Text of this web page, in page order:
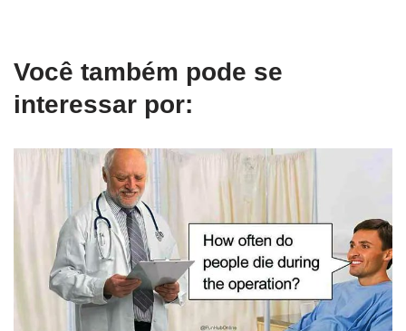
Você também pode se
interessar por: